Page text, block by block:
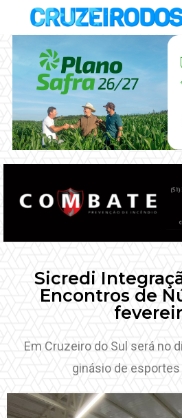
Sicredi
Encontros de
Em Cruzeiro do Sul será no
ginásio de